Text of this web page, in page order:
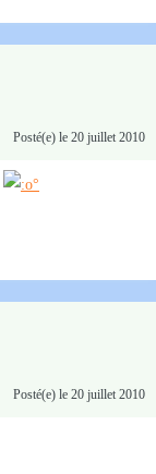
Posté(e) le 20 juillet 2010
Posté(e) le 20 juillet 2010